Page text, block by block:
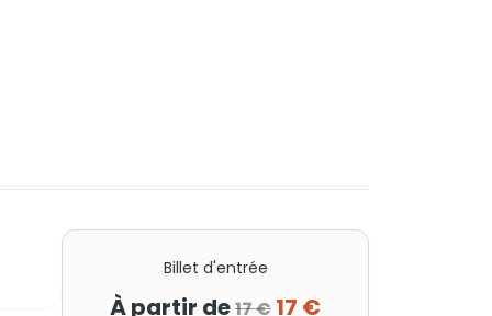
Billet d'entrée
À partir de17 € 17 €